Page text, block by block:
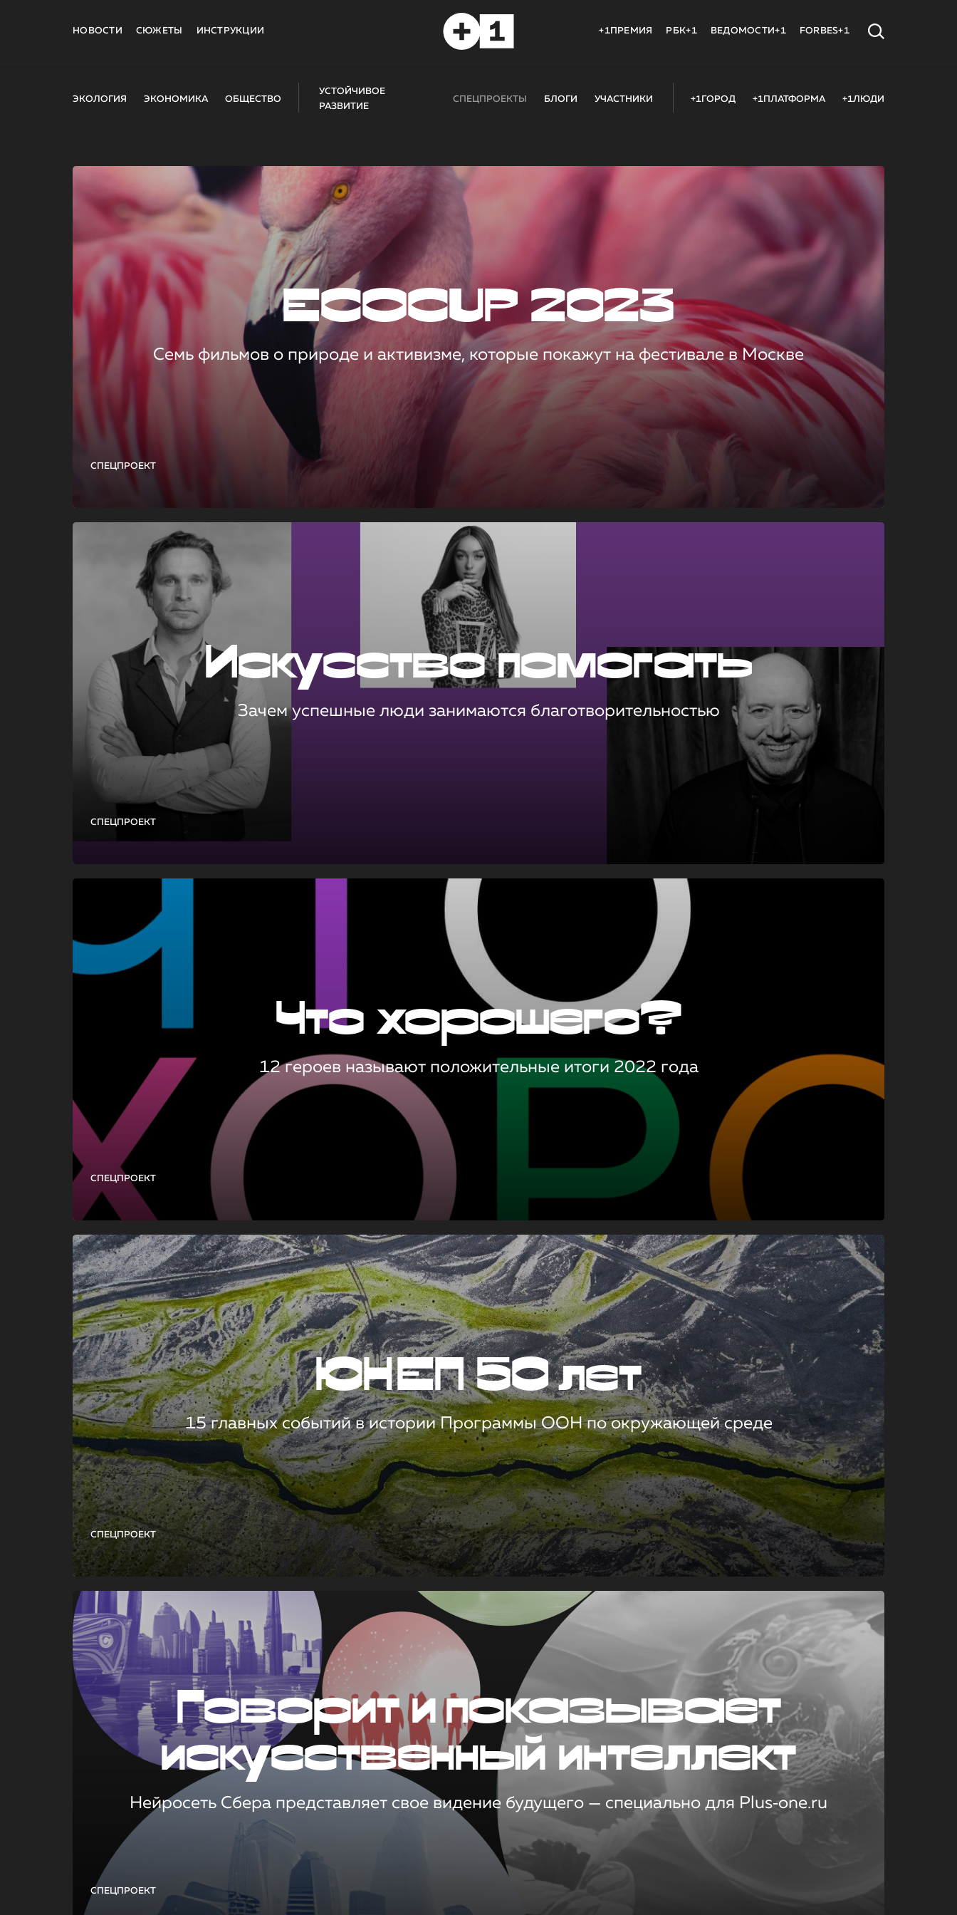
НОВОСТИ СЮЖЕТЫ ИНСТРУКЦИИ +1ПРЕМИЯ РБК+1 ВЕДОМОСТИ+1 FORBES+1
ЭКОЛОГИЯ ЭКОНОМИКА ОБЩЕСТВО
УСТОЙЧИВОЕ
РАЗВИТИЕ
СПЕЦПРОЕКТЫ БЛОГИ УЧАСТНИКИ +1ГОРОД +1ПЛАТФОРМА +1ЛЮДИ
СПЕЦПРОЕКТ
ECOCUP 2023
Семь фильмов о природе и активизме, которые покажут на фестивале в Москве
СПЕЦПРОЕКТ
Искусство помогать
Зачем успешные люди занимаются благотворительностью
СПЕЦПРОЕКТ
Что хорошего?
12 героев называют положительные итоги 2022 года
СПЕЦПРОЕКТ
ЮНЕП 50 лет
15 главных событий в истории Программы ООН по окружающей среде
СПЕЦПРОЕКТ
Говорит и показывает
искусственный интеллект
Нейросеть Сбера представляет свое видение будущего — специально для Plus‑one.ru